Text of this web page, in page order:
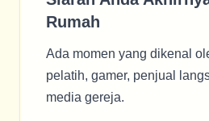
Rumah
Ada momen yang dikenal
pelatih, gamer, penjual
media gereja.